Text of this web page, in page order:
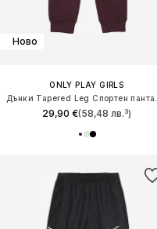
Ново
ONLY PLAY GIRLS
29,90 €(58,48 лв.³)